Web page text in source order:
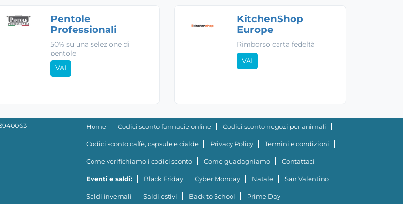
Pentole
Professionali
50% su una selezione di
pentole
VAI
KitchenShop
Europe
Rimborso carta fedeltà
VAI
Home Codici sconto farmacie online Codici sconto negozi per animali
Codici sconto caffè, capsule e cialde Privacy Policy Termini e condizioni
Come verifichiamo i codici sconto Come guadagniamo Contattaci
Eventi e saldi: Black Friday Cyber Monday Natale San Valentino
Saldi invernali Saldi estivi Back to School Prime Day